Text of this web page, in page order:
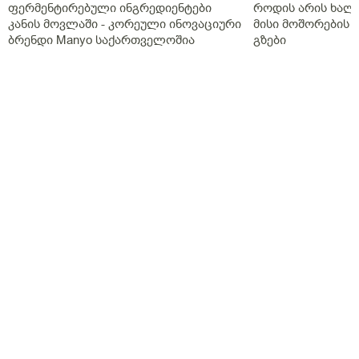
ფერმენტირებული ინგრედიენტები
კანის მოვლაში - კორეული ინოვაციური
ბრენდი Manyo საქართველოშია
როდის არის
მისი მოშორების
გზები